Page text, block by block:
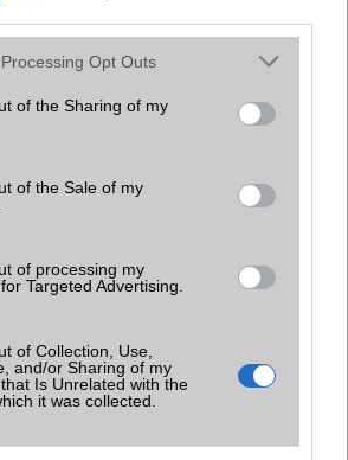
website/app uses one or more Google
or usage behaviour. You may click to
to Google and its third-party tags to
specified purposes in below Google
Opt Outs
of the Sharing of my
of the Sale of my
of processing my
Targeted Advertising.
of Collection, Use,
and/or Sharing of my
Is Unrelated with the
it was collected.
rejtett automatizmusai: hat
amely észrevétlenül könnyíti
mindennapokat
| Android Police
alkalmazásokra esküszik, pedig az
olyan intelligens funkciókat kínál,
a háttérben.
a mobilhasználatot –
mégsem tudnak róla
leghasznosabb funkció, amely
a mindennapi használatot,
továbbra is hiányzik.